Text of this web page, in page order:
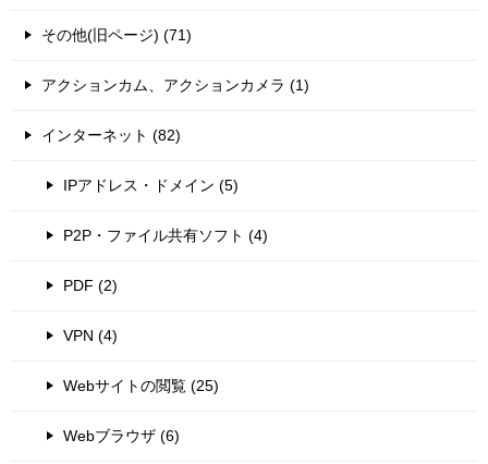
その他(旧ページ) (71)
アクションカム、アクションカメラ (1)
インターネット (82)
IPアドレス・ドメイン (5)
P2P・ファイル共有ソフト (4)
PDF (2)
VPN (4)
Webサイトの閲覧 (25)
Webブラウザ (6)